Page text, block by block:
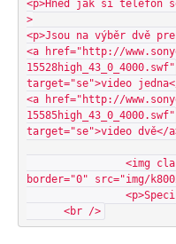
<p>Hned jak si telefon
>
<p>Jsou na výběr dvě
<a href="http://
15528high_43_0_4000.swf"
target="se">video
<a href="http://
15585high_43_0_4000.swf"
target="se">video dvě</
border="0" src="img/
      <br />